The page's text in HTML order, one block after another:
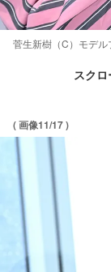
菅生新樹（C）モデル
スク
( 画像11/17 )